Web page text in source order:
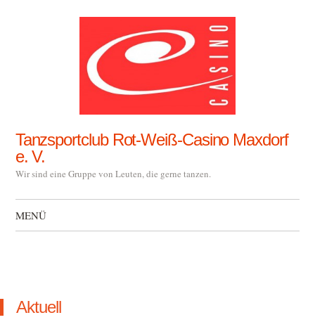
Tanzsportclub Rot-Weiß-Casino Maxdorf
e. V.
Wir sind eine Gruppe von Leuten, die gerne tanzen.
MENÜ
Aktuell